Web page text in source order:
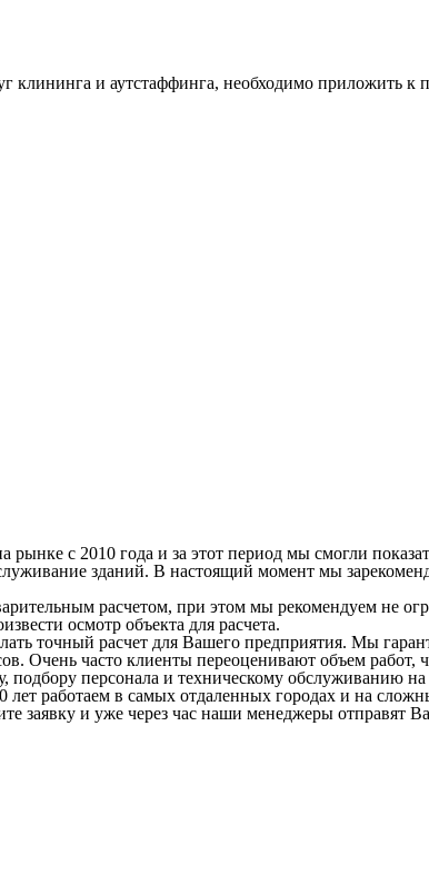
клининга и аутстаффинга, необходимо приложить
с 2010 года и за этот период мы смогли
зданий. В настоящий момент мы
расчетом, при этом мы рекомендуем не
осмотр объекта для расчета.
точный расчет для Вашего предприятия. Мы
Очень часто клиенты переоценивают объем
подбору персонала и техническому обслуживанию
работаем в самых отдаленных городах и на
заявку и уже через час наши менеджеры